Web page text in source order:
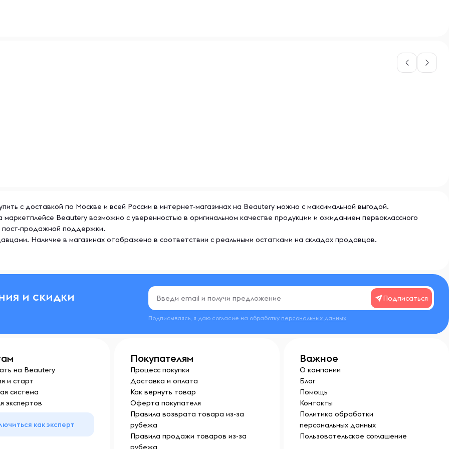
порошков, гейнеров,
делает её популярной
с доставкой по Москве и всей России в интернет-магазинах на Beautery можно с максимальной выгодой.
Beautery возможно с уверенностью в оригинальном качестве продукции и ожиданием первоклассного
пост-продажной поддержки.
Наличие в магазинах отображено в соответствии с реальными остатками на складах продавцов.
и скидки Подписаться
Подписываясь, я даю согласие на обработку персональных данных
на Beautery
и старт
система
экспертов
как эксперт
Покупателям
Процесс покупки
Доставка и оплата
Как вернуть товар
Оферта покупателя
Правила возврата товара из-за
рубежа
Правила продажи товаров из-за
рубежа
Важное
О компании
Блог
Помощь
Контакты
Политика обработки
персональных данных
Пользовательское соглашение